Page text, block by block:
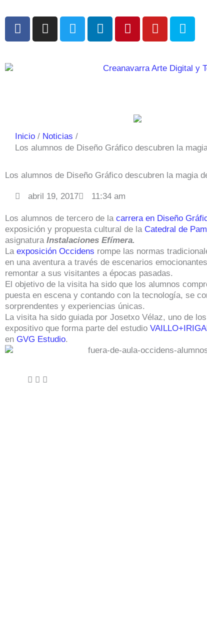
al
contenido
F
a
I
n
T
w
L
i
e
P
i
e
Y
o
u
S
k
e
Inicio
Noticias
Los alumnos de Diseño Gráfico descubren la
Los alumnos de Diseño Gráfico descubren la magia
abril 19, 2017 11:34 am
Los alumnos de tercero de la carrera en Diseño
exposición y propuesta cultural de la Catedral de
asignatura Instalaciones Efímera.
La exposición Occidens rompe las normas
en una aventura a través de escenarios
remontar a sus visitantes a épocas pasadas.
El objetivo de la visita ha sido que los alumnos
puesta en escena y contando con la tecnología, se
sorprendentes y experiencias únicas.
La visita ha sido guiada por Josetxo Vélaz, uno de
expositivo que forma parte del estudio
en GVG Estudio.